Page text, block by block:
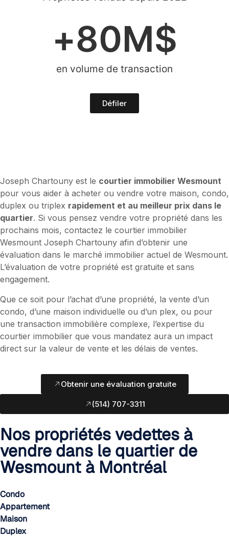
en volume de transaction
+80M$
Défiler
Joseph Chartouny est le courtier immobilier Wesmount
pour vous aider à acheter ou vendre votre maison, condo,
duplex ou triplex rapidement et au meilleur prix dans le
quartier. Si vous pensez vendre votre propriété dans les
prochains mois, contactez le courtier immobilier
Wesmount Joseph Chartouny afin d’obtenir une
évaluation dans le marché immobilier actuel de Wesmount.
L’évaluation de votre propriété est gratuite et sans
engagement.
Que ce soit pour l’achat d’une propriété, la vente d’un
condo, d’une maison individuelle ou d’un plex, ou pour
une transaction immobilière complexe, l’expertise du
courtier immobilier que vous mandatez aura un impact
direct sur la valeur de vente et les délais de ventes.
Obtenir une évaluation gratuite
(514) 707-3311
Nos propriétés vedettes à
vendre dans le quartier de
Wesmount à Montréal
Condo
Appartement
Maison
Duplex